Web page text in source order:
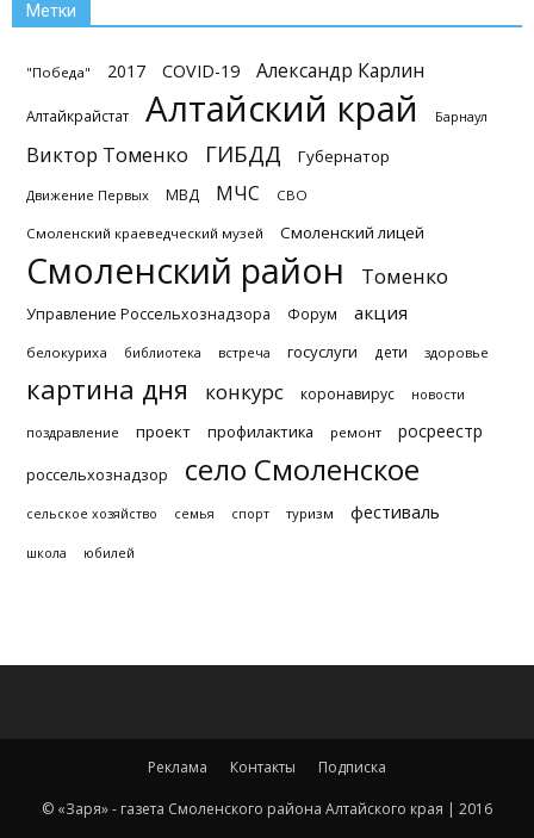
Метки
"Победа" 2017 COVID-19 Александр Карлин
Алтайкрайстат Алтайский край Барнаул
Виктор Томенко ГИБДД Губернатор
Движение Первых МВД МЧС СВО
Смоленский краеведческий музей Смоленский лицей
Смоленский район Томенко
Управление Россельхознадзора Форум акция
белокуриха библиотека встреча госуслуги дети здоровье
картина дня конкурс коронавирус новости
поздравление проект профилактика ремонт росреестр
россельхознадзор село Смоленское
сельское хозяйство семья спорт туризм фестиваль
школа юбилей
Реклама Контакты Подписка
© «Заря» - газета Смоленского района Алтайского края | 2016